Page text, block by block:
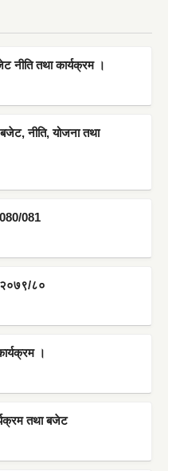
नीति तथा कार्यक्रम ।
नीति, योजना तथा
081
२०७९/८०
।
तथा बजेट